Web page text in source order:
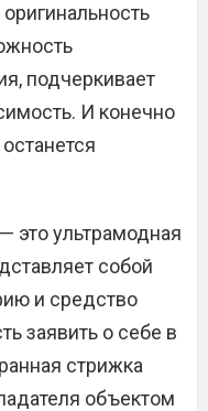
подчеркивает
И конечно
это ультрамодная
собой
и средство
заявить о себе в
стрижка
объектом